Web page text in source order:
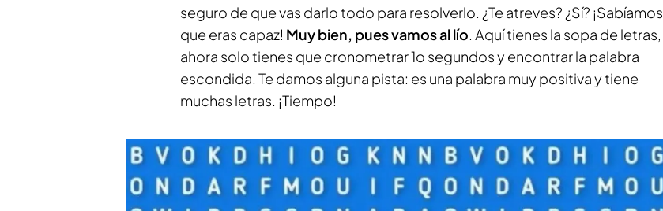
seguro de que vas darlo todo para resolverlo. ¿Te atreves? ¿Sí? ¡Sabíamos
que eras capaz! Muy bien, pues vamos al lío. Aquí tienes la sopa de letras,
ahora solo tienes que cronometrar 1o segundos y encontrar la palabra
escondida. Te damos alguna pista: es una palabra muy positiva y tiene
muchas letras. ¡Tiempo!